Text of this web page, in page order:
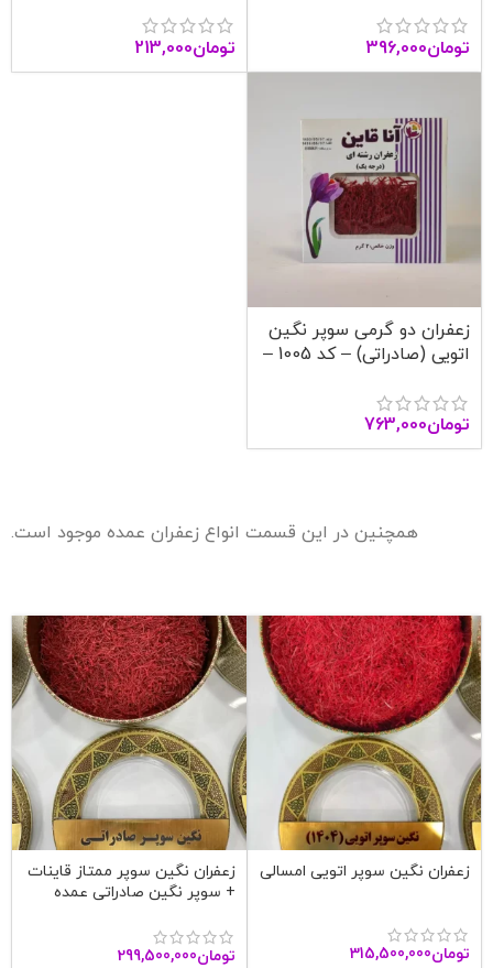
تومان396,000
تومان213,000
زعفران دو گرمی سوپر نگین
اتویی (صادراتی) – کد 1005 –
تومان763,000
همچنین در این قسمت انواع زعفران عمده موجود است.
زعفران نگین سوپر اتویی امسالی
تومان315,500,000
زعفران نگین سوپر ممتاز قاینات
+ سوپر نگین صادراتی عمده
تومان299,500,000